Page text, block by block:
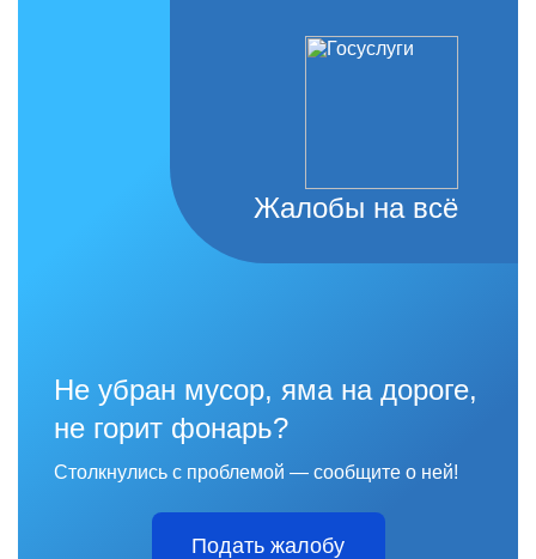
Жалобы на всё
Не убран мусор, яма на дороге,
не горит фонарь?
Столкнулись с проблемой — сообщите о ней!
Подать жалобу